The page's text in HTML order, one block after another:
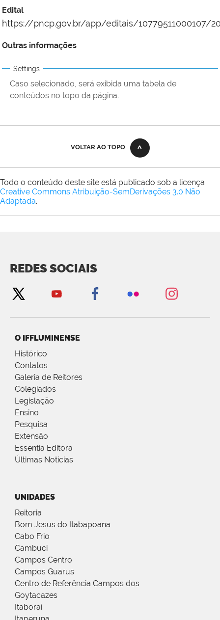
Edital
https://pncp.gov.br/app/editais/10779511000107/
Outras informações
Settings
Caso selecionado, será exibida uma tabela de
conteúdos no topo da página.
VOLTAR AO TOPO
Todo o conteúdo deste site está publicado sob a licença
Creative Commons Atribuição-SemDerivações 3.0 Não
Adaptada.
REDES SOCIAIS
O IFFLUMINENSE
Histórico
Contatos
Galeria de Reitores
Colegiados
Legislação
Ensino
Pesquisa
Extensão
Essentia Editora
Últimas Notícias
UNIDADES
Reitoria
Bom Jesus do Itabapoana
Cabo Frio
Cambuci
Campos Centro
Campos Guarus
Centro de Referência Campos dos
Goytacazes
Itaboraí